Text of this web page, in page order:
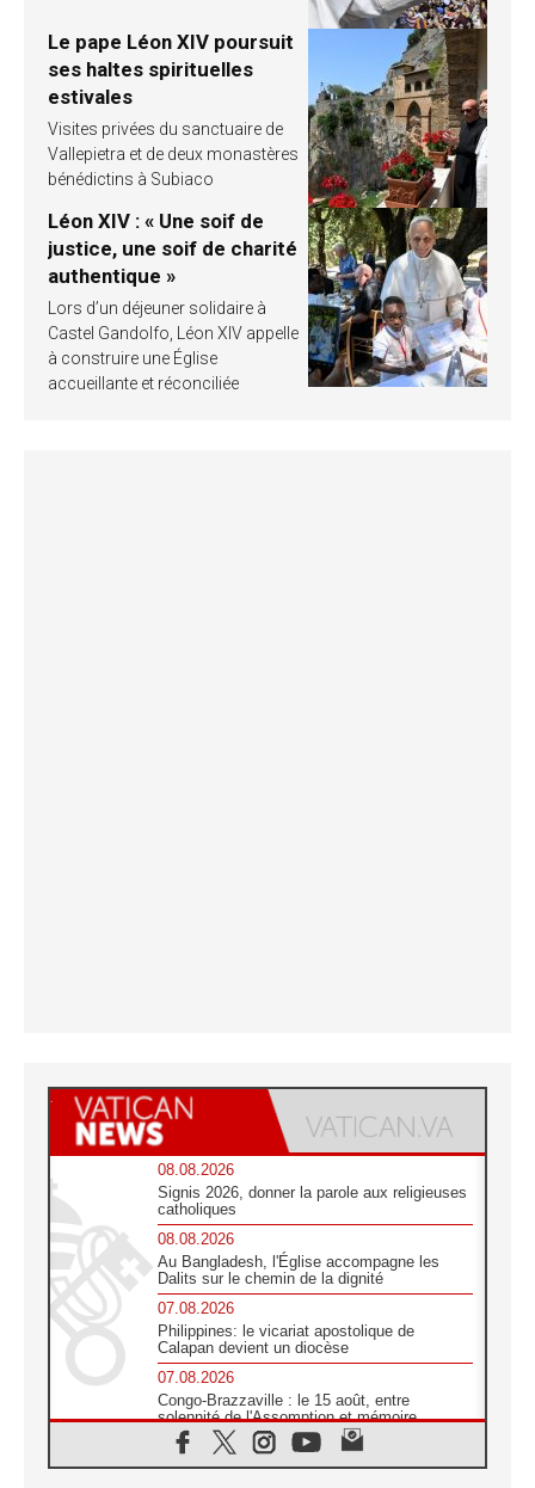
Le pape Léon XIV poursuit
ses haltes spirituelles
estivales
Visites privées du sanctuaire de
Vallepietra et de deux monastères
bénédictins à Subiaco
Léon XIV : « Une soif de
justice, une soif de charité
authentique »
Lors d’un déjeuner solidaire à
Castel Gandolfo, Léon XIV appelle
à construire une Église
accueillante et réconciliée
08.08.2026
Signis 2026, donner la parole aux religieuses
catholiques
08.08.2026
Au Bangladesh, l'Église accompagne les
Dalits sur le chemin de la dignité
07.08.2026
Philippines: le vicariat apostolique de
Calapan devient un diocèse
07.08.2026
Congo-Brazzaville : le 15 août, entre
solennité de l'Assomption et mémoire
nationale
07.08.2026